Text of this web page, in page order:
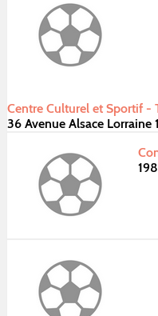
Centre Culturel et Sportif -
36 Avenue Alsace